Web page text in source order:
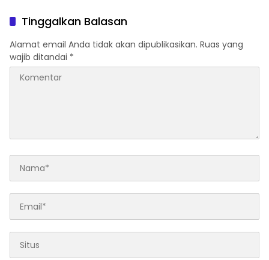
IBP Tinggalkan Balasan
Alamat email Anda tidak akan dipublikasikan. Ruas yang
wajib ditandai *